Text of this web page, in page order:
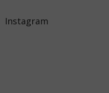
Instagram